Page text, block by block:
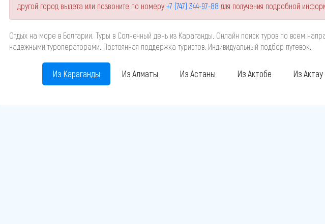
другой город вылета или позвоните по номеру +7 (747) 344-97-88 для получения подробной
Отдых на море в Болгарии. Туры в Солнечный день из Караганды. Онлайн поиск туров по всем
надежными туроператорами. Постоянная поддержка туристов. Индивидуальный подбор путевок.
Из Караганды Из Алматы Из Астаны Из Актобе Из Актау